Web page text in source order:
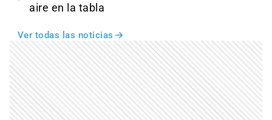
aire en la tabla
Ver todas las noticias